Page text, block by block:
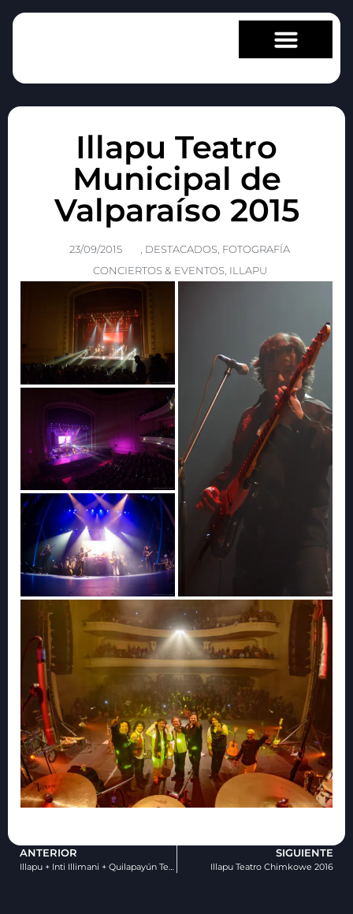
Illapu Teatro
Municipal de
Valparaíso 2015
23/09/2015 DESTACADOS FOTOGRAFÍA
CONCIERTOS & EVENTOS, ILLAPU
ANTERIOR
Illapu + Inti Illimani + Quilapayún Teatro Caupolicán 2015
SIGUIENTE
Illapu Teatro Chimkowe 2016